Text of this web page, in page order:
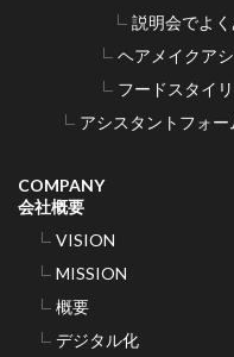
説明会でよ
ヘアメイクア
フードスタイ
アシスタントフォー
COMPANY
会社概要
VISION
MISSION
概要
デジタル化